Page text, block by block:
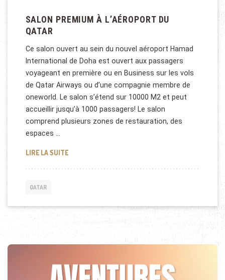
SALON PREMIUM À L’AÉROPORT DU
QATAR
Ce salon ouvert au sein du nouvel aéroport Hamad
International de Doha est ouvert aux passagers
voyageant en première ou en Business sur les vols
de Qatar Airways ou d’une compagnie membre de
oneworld. Le salon s’étend sur 10000 M2 et peut
accueillir jusqu’à 1000 passagers! Le salon
comprend plusieurs zones de restauration, des
espaces …
LIRE LA SUITESALON PREMIUM À L’AÉROPORT DU QATAR
QATAR